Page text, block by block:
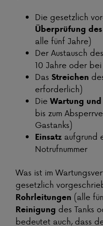
Die gesetzlich
Überprüfung
alle fünf Jahre)
Der Austausch des
10 Jahre oder
Das Streichen
erforderlich)
Die Wartung
bis zum
Gastanks)
Einsatz aufgrund
Notrufnummer
Was ist im
gesetzlich
Rohrleitungen (alle
Reinigung des Tanks
bedeutet auch, dass